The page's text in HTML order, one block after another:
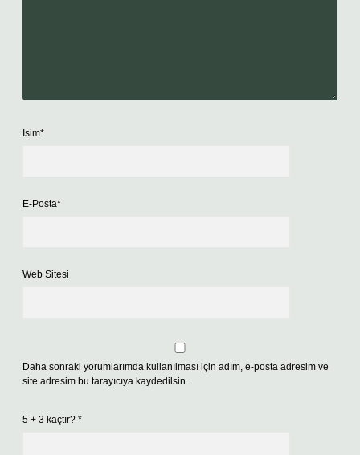
İsim*
E-Posta*
Web Sitesi
Daha sonraki yorumlarımda kullanılması için adım, e-posta adresim ve
site adresim bu tarayıcıya kaydedilsin.
5 + 3 kaçtır? *